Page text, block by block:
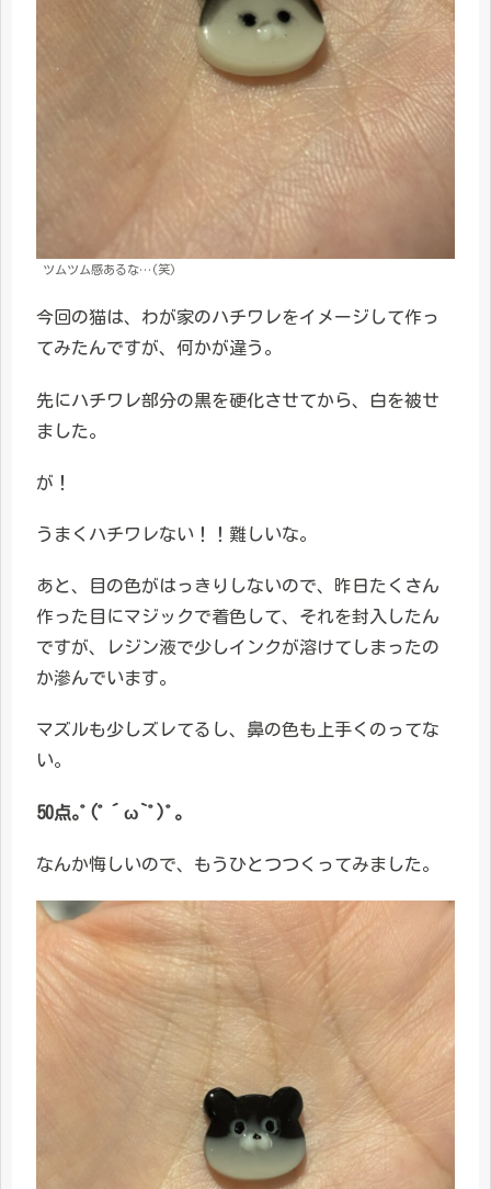
ツムツム感あるな…(笑)
今回の猫は、わが家のハチワレをイメージして作っ
てみたんですが、何かが違う。
先にハチワレ部分の黒を硬化させてから、白を被せ
ました。
が！
うまくハチワレない！！難しいな。
あと、目の色がはっきりしないので、昨日たくさん
作った目にマジックで着色して、それを封入したん
ですが、レジン液で少しインクが溶けてしまったの
か滲んでいます。
マズルも少しズレてるし、鼻の色も上手くのってな
い。
50点｡ﾟ(ﾟ´ω`ﾟ)ﾟ｡
なんか悔しいので、もうひとつつくってみました。